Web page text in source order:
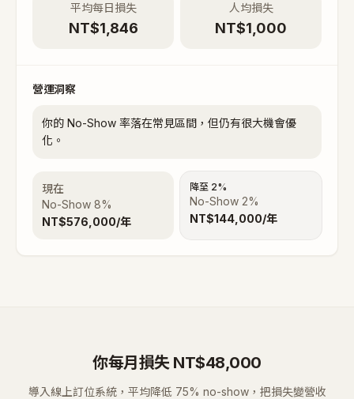
平均每日損失
NT$1,846
人均損失
NT$1,000
營運洞察
你的 No-Show 率落在常見區間，但仍有很大機會優
化。
現在
No-Show 8%
NT$576,000/年
降至 2%
No-Show 2%
NT$144,000/年
你每月損失 NT$48,000
導入線上訂位系統，平均降低 75% no-show，把損失變營收